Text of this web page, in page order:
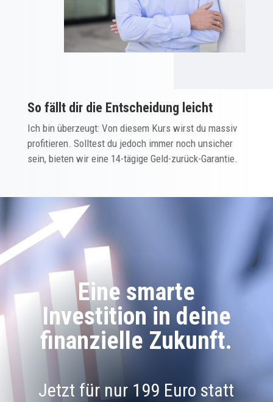
So fällt dir die Entscheidung leicht
Ich bin überzeugt: Von diesem Kurs wirst du massiv
profitieren. Solltest du jedoch immer noch unsicher
sein, bieten wir eine 14-tägige Geld-zurück-Garantie.
Eine smarte
Investition in deine
finanzielle Zukunft.
Jetzt für nur 199 Euro statt